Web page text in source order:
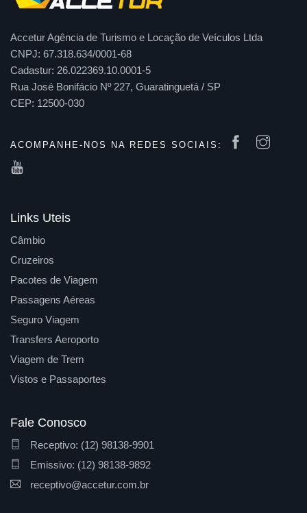
Accetur Agência de Turismo e Locação de Veículos Ltda
CNPJ: 67.318.634/0001-68
Cadastur: 26.022369.10.0001-5
Rua José Bonifácio Nº 227, Guaratinguetá / SP
CEP: 12500-030
ACOMPANHE-NOS NA REDES SOCIAIS:
Links Uteis
Câmbio
Cruzeiros
Pacotes de Viagem
Passagens Aéreas
Seguro Viagem
Transfers Aeroporto
Viagem de Trem
Vistos e Passaportes
Fale Conosco
Receptivo: (12) 98138-9901
Emissivo: (12) 98138-9892
receptivo@accetur.com.br